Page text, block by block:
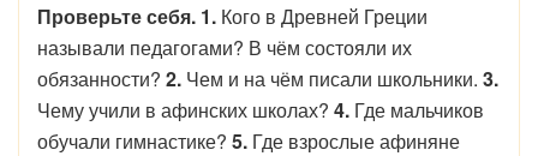
Проверьте себя. 1. Кого в Древней Греции
называли педагогами? В чём состояли их
обязанности? 2. Чем и на чём писали школьники. 3.
Чему учили в афинских школах? 4. Где мальчиков
обучали гимнастике? 5. Где взрослые афиняне